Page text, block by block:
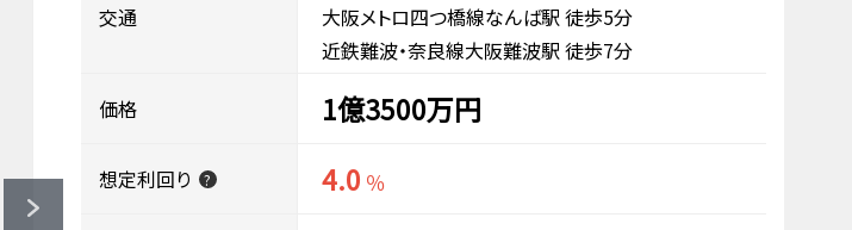
交通
大阪メトロ四つ橋線なんば駅 徒歩5分
近鉄難波・奈良線大阪難波駅 徒歩7分
価格 1億3500万円
想定利回り ? 4.0 ％